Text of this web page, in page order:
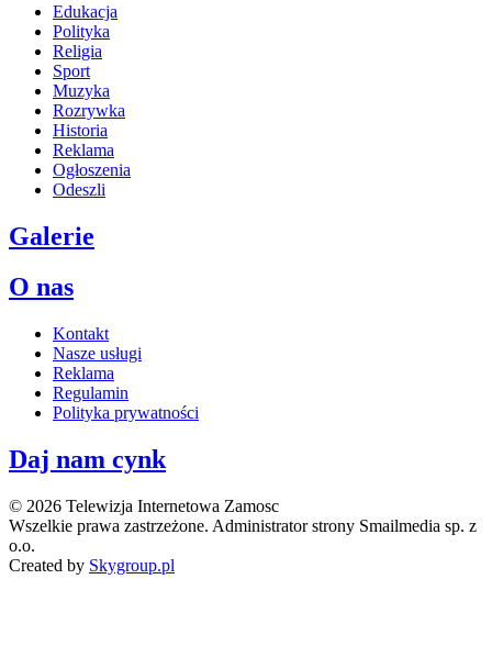
Edukacja
Polityka
Religia
Sport
Muzyka
Rozrywka
Historia
Reklama
Ogłoszenia
Odeszli
Galerie
O nas
Kontakt
Nasze usługi
Reklama
Regulamin
Polityka prywatności
Daj nam cynk
© 2026 Telewizja Internetowa Zamosc
Wszelkie prawa zastrzeżone. Administrator strony Smailmedia sp. z
o.o.
Created by Skygroup.pl